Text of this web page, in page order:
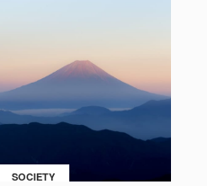
SOCIETY